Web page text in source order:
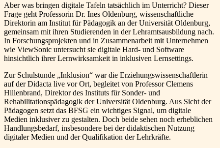
Aber was bringen digitale Tafeln tatsächlich im Unterricht? Dieser
Frage geht Professorin Dr. Ines Oldenburg, wissenschaftliche
Direktorin am Institut für Pädagogik an der Universität Oldenburg,
gemeinsam mit ihren Studierenden in der Lehramtsausbildung nach.
In Forschungsprojekten und in Zusammenarbeit mit Unternehmen
wie ViewSonic untersucht sie digitale Hard- und Software
hinsichtlich ihrer Lernwirksamkeit in inklusiven Lernsettings.
Zur Schulstunde „Inklusion“ war die Erziehungswissenschaftlerin
auf der Didacta live vor Ort, begleitet von Professor Clemens
Hillenbrand, Direktor des Instituts für Sonder- und
Rehabilitationspädagogik der Universität Oldenburg. Aus Sicht der
Pädagogen setzt das BFSG ein wichtiges Signal, um digitale
Medien inklusiver zu gestalten. Doch beide sehen noch erheblichen
Handlungsbedarf, insbesondere bei der didaktischen Nutzung
digitaler Medien und der Qualifikation der Lehrkräfte.